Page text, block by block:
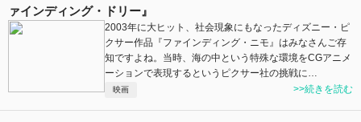
ァインディング・ドリー』
2003年に大ヒット、社会現象にもなったディズニー・ピ
クサー作品『ファインディング・ニモ』はみなさんご存
知ですよね。当時、海の中という特殊な環境をCGアニメ
ーションで表現するというピクサー社の挑戦に…
映画 >>続きを読む